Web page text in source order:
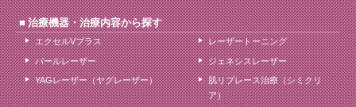
治療機器・治療内容から探す
エクセルVプラス レーザートーニング
パールレーザー ジェネシスレーザー
YAGレーザー（ヤグレーザー）
肌リプレース治療（シミクリ
ア）